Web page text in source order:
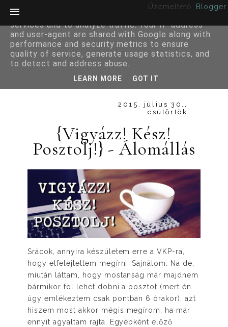
Üzemeltető: Blogger
2015. július 30.,
csütörtök
{Vigyázz! Kész!
Posztolj!} - Álomállás
Srácok, annyira készületem erre a VKP-ra,
hogy elfelejtettem megírni. Sajnálom. Na de,
miután láttam, hogy mostanság már majdnem
bármikor föl lehet dobni a posztot (mert én
úgy emlékeztem csak pontban 6 órakor), azt
hiszem most akkor mégis megírom, ha már
ennyit agyaltam rajta. Egyébként előző
This site uses cookies from Google to deliver its
services and to analyze traffic. Your IP address
and user-agent are shared with Google along with
performance and security metrics to ensure
quality of service, generate usage statistics, and
to detect and address abuse.
LEARN MORE GOT IT